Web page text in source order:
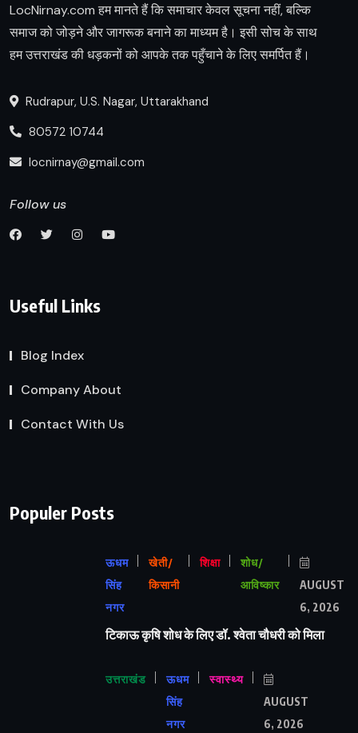
LocNirnay.com हम मानते हैं कि समाचार केवल सूचना नहीं, बल्कि
समाज को जोड़ने और जागरूक बनाने का माध्यम है। इसी सोच के साथ
हम उत्तराखंड की धड़कनों को आपके तक पहुँचाने के लिए समर्पित हैं।
Rudrapur, U.S. Nagar, Uttarakhand
80572 10744
locnirnay@gmail.com
Follow us
Useful Links
Blog Index
Company About
Contact With Us
Populer Posts
ऊधम
सिंह
नगर
खेती/
किसानी
शिक्षा
शोध/
आविष्कार
AUGUST
6, 2026
टिकाऊ कृषि शोध के लिए डॉ. श्वेता चौधरी को मिला
उत्तराखंड
ऊधम
सिंह
नगर
स्वास्थ्य
AUGUST
6, 2026